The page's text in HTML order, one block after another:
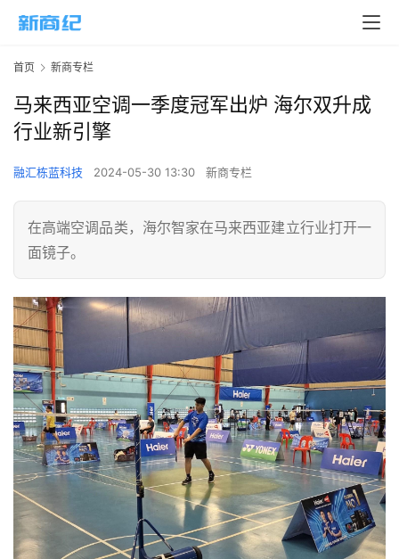
首页 新商专栏
马来西亚空调一季度冠军出炉 海尔双升成
行业新引擎
融汇栋蓝科技 2024-05-30 13:30 新商专栏
在高端空调品类，海尔智家在马来西亚建立行业打开一
面镜子。